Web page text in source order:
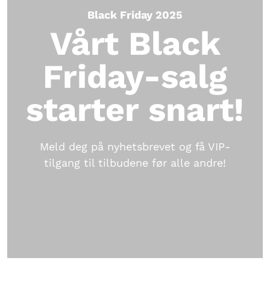
Black Friday 2025
Vårt Black
Friday-salg
starter snart!
Meld deg på nyhetsbrevet og få VIP-
tilgang til tilbudene før alle andre!